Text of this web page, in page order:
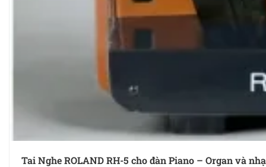
Tai Nghe ROLAND RH-5 cho đàn Piano – Organ và